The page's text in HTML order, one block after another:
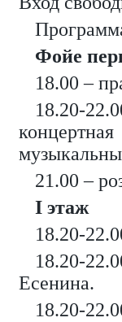
Фойе
18.00 –
18.20-
21.00 –
I этаж
18.20-
18.20-
Есенина.
18.20-